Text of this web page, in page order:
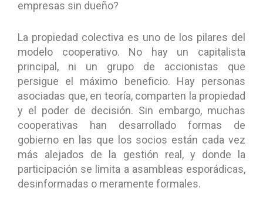
empresas sin dueño?
La propiedad colectiva es uno de los pilares del
modelo cooperativo. No hay un capitalista
principal, ni un grupo de accionistas que
persigue el máximo beneficio. Hay personas
asociadas que, en teoría, comparten la propiedad
y el poder de decisión. Sin embargo, muchas
cooperativas han desarrollado formas de
gobierno en las que los socios están cada vez
más alejados de la gestión real, y donde la
participación se limita a asambleas esporádicas,
desinformadas o meramente formales.